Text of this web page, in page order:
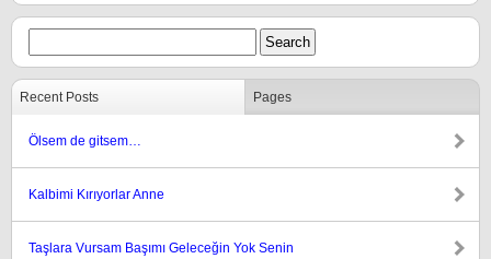
Recent Posts Pages
Ölsem de gitsem…
Kalbimi Kırıyorlar Anne
Taşlara Vursam Başımı Geleceğin Yok Senin